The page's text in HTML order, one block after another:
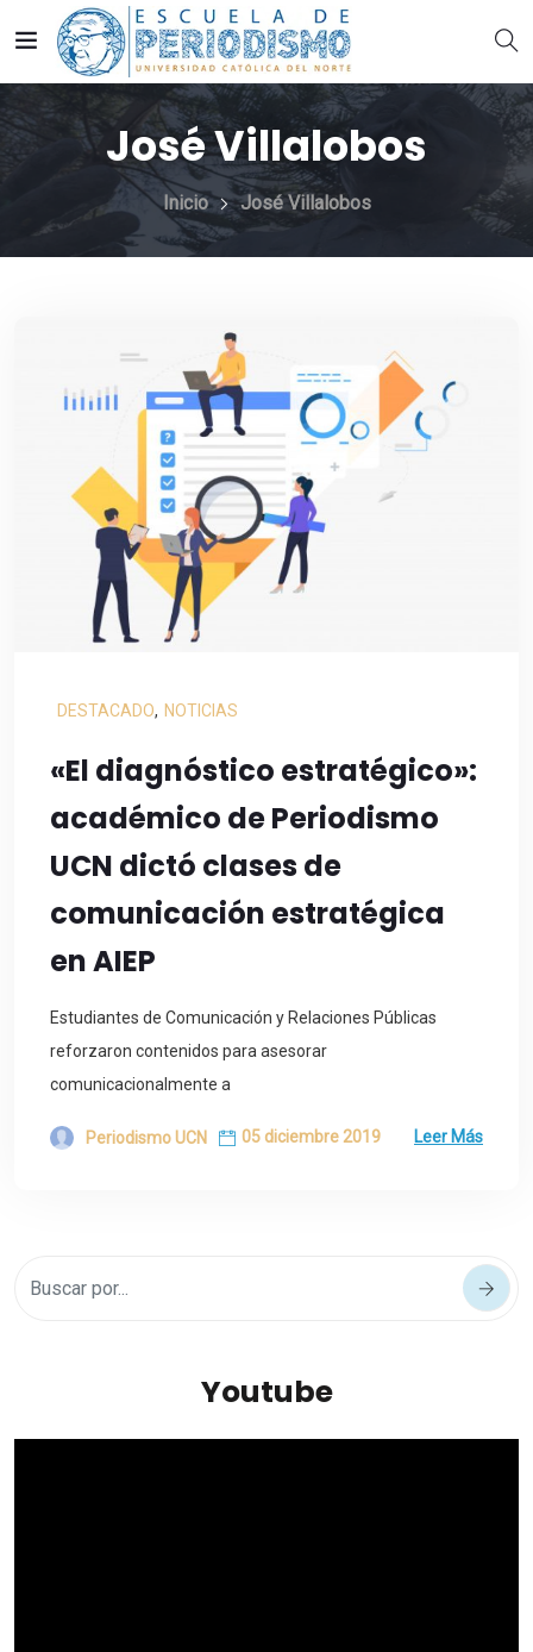
José Villalobos
Inicio José Villalobos
DESTACADO, NOTICIAS
«El diagnóstico estratégico»:
académico de Periodismo
UCN dictó clases de
comunicación estratégica
en AIEP
Estudiantes de Comunicación y Relaciones Públicas
reforzaron contenidos para asesorar
comunicacionalmente a
Periodismo UCN 05 diciembre 2019 Leer Más
Youtube